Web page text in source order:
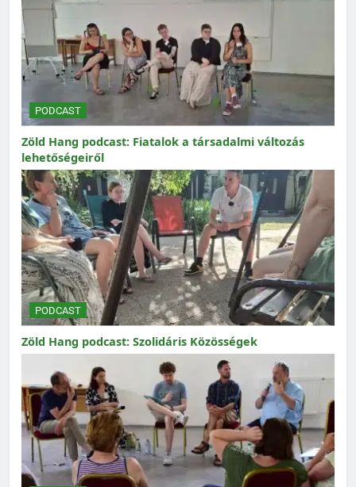
PODCAST
Zöld Hang podcast: Fiatalok a társadalmi változás
lehetőségeiről
PODCAST
Zöld Hang podcast: Szolidáris Közösségek